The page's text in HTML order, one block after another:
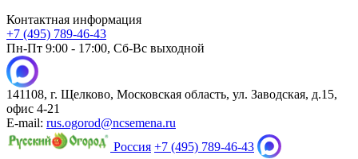
Контактная информация
+7 (495) 789-46-43
Пн-Пт 9:00 - 17:00, Сб-Вс выходной
141108, г. Щелково, Московская область, ул. Заводская, д.15,
офис 4-21
E-mail: rus.ogorod@ncsemena.ru
Россия +7 (495) 789-46-43